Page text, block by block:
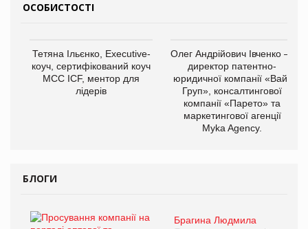
ОСОБИСТОСТІ
Тетяна Ільєнко, Executive-
коуч, сертифікований коуч
МСС ICF, ментор для
лідерів
Олег Андрійович Івченко —
директор патентно-
юридичної компанії «Вайз
Груп», консалтингової
компанії «Парето» та
маркетингової агенції
Myka Agency.
БЛОГИ
Брагина Людмила